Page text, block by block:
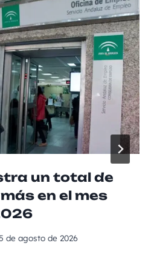
un total de
en el mes
de agosto de 2026